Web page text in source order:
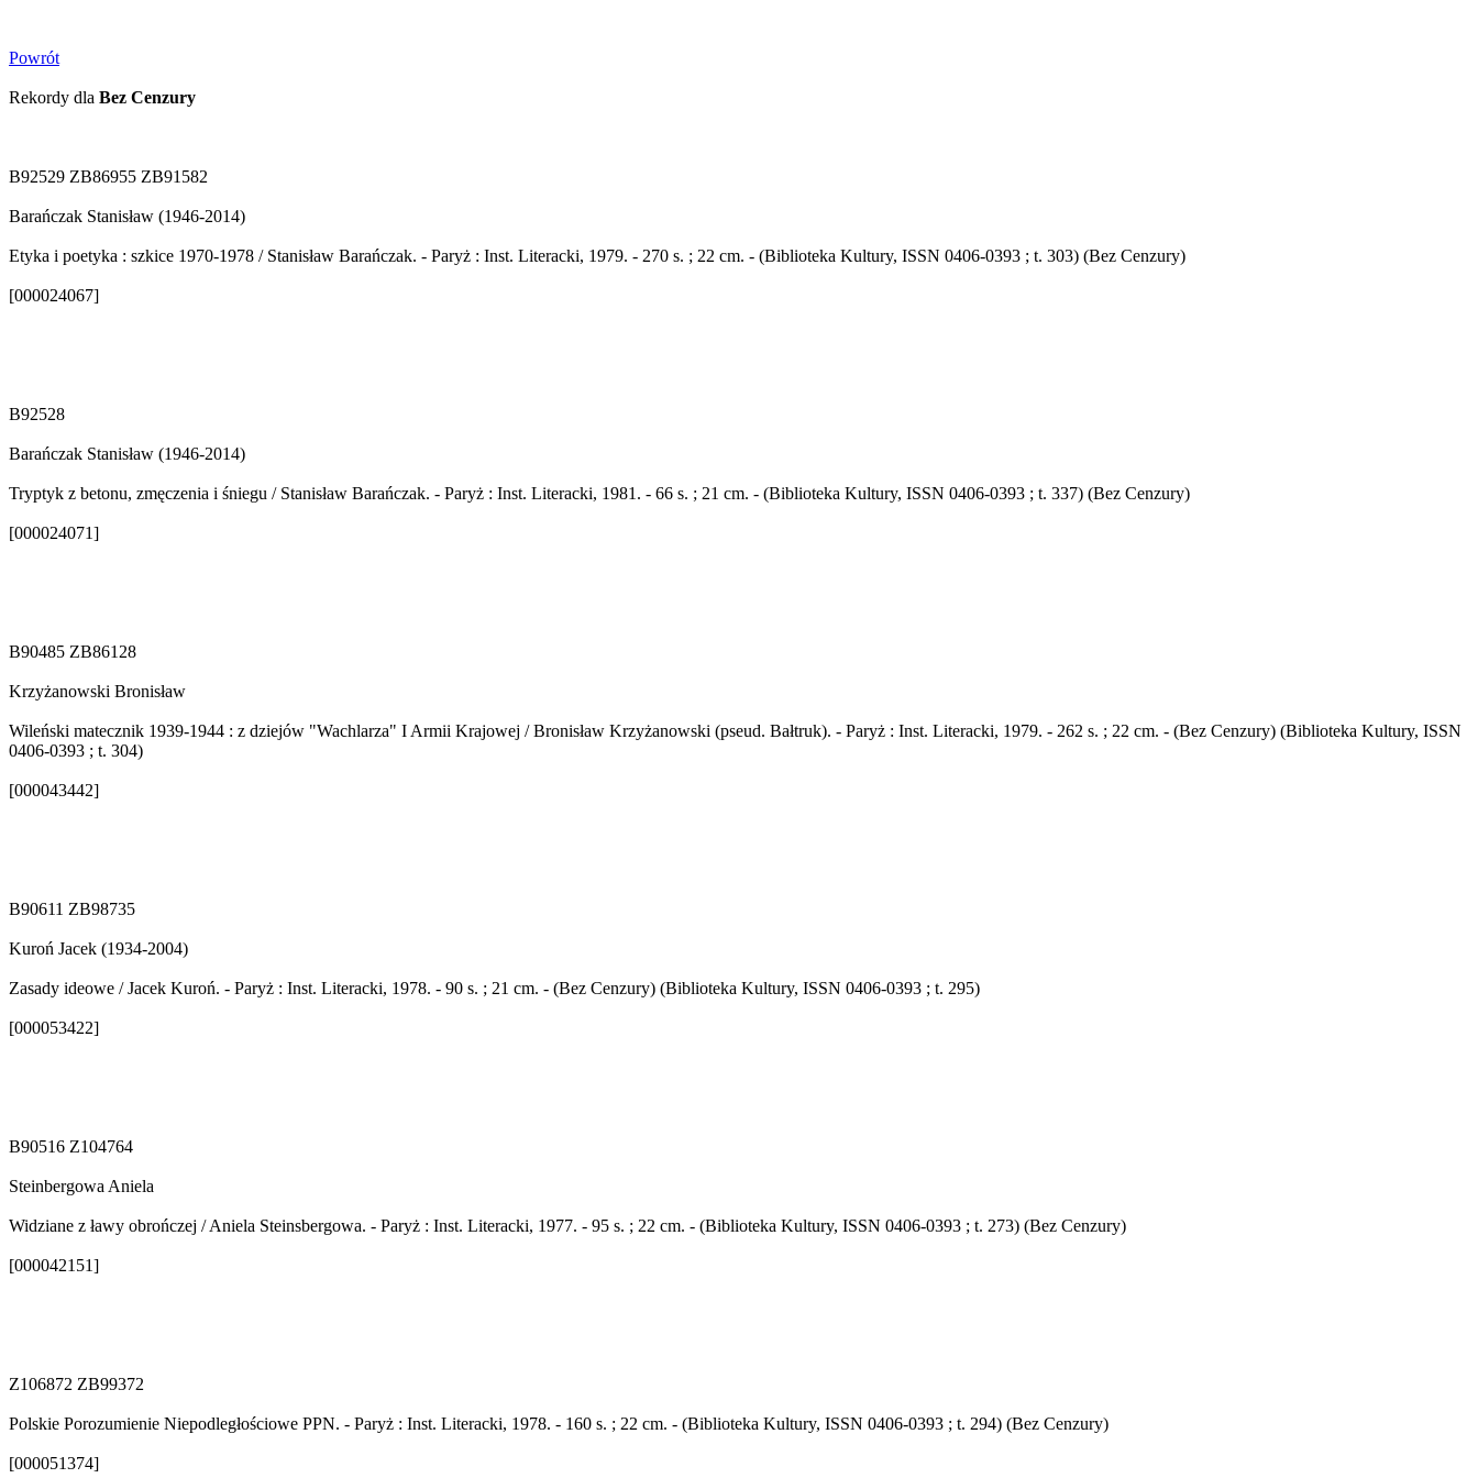
Powrót
Rekordy dla Bez Cenzury
B92529 ZB86955 ZB91582
Barańczak Stanisław (1946-2014)
Etyka i poetyka : szkice 1970-1978 / Stanisław Barańczak. - Paryż : Inst. Literacki, 1979. - 270 s. ; 22 cm. - (Biblioteka Kultury, ISSN 0406-0393 ; t. 303) (Bez Cenzury)
[000024067]
B92528
Barańczak Stanisław (1946-2014)
Tryptyk z betonu, zmęczenia i śniegu / Stanisław Barańczak. - Paryż : Inst. Literacki, 1981. - 66 s. ; 21 cm. - (Biblioteka Kultury, ISSN 0406-0393 ; t. 337) (Bez Cenzury)
[000024071]
B90485 ZB86128
Krzyżanowski Bronisław
Wileński matecznik 1939-1944 : z dziejów "Wachlarza" I Armii Krajowej / Bronisław Krzyżanowski (pseud. Bałtruk). - Paryż : Inst. Literacki, 1979. - 262 s. ; 22 cm. - (Bez Cenzury) (Biblioteka Kultury, ISSN
0406-0393 ; t. 304)
[000043442]
B90611 ZB98735
Kuroń Jacek (1934-2004)
Zasady ideowe / Jacek Kuroń. - Paryż : Inst. Literacki, 1978. - 90 s. ; 21 cm. - (Bez Cenzury) (Biblioteka Kultury, ISSN 0406-0393 ; t. 295)
[000053422]
B90516 Z104764
Steinbergowa Aniela
Widziane z ławy obrończej / Aniela Steinsbergowa. - Paryż : Inst. Literacki, 1977. - 95 s. ; 22 cm. - (Biblioteka Kultury, ISSN 0406-0393 ; t. 273) (Bez Cenzury)
[000042151]
Z106872 ZB99372
Polskie Porozumienie Niepodległościowe PPN. - Paryż : Inst. Literacki, 1978. - 160 s. ; 22 cm. - (Biblioteka Kultury, ISSN 0406-0393 ; t. 294) (Bez Cenzury)
[000051374]